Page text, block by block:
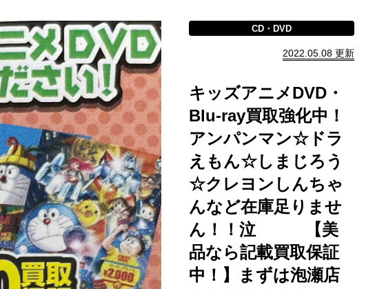
CD・DVD
2022.05.08 更新
キッズアニメDVD・
Blu-ray買取強化中！
アンパンマン☆ドラ
えもん☆しまじろう
☆クレヨンしんちゃ
んなど在庫足りませ
ん！！泣 【美
品なら記載買取保証
中！】まずは泡瀬店